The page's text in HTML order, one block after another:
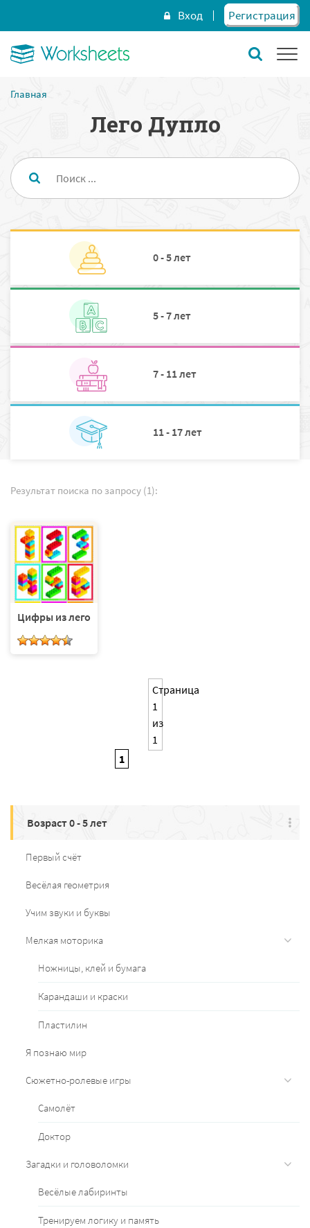
Вход Регистрация
Главная
Лего Дупло
0 - 5 лет
5 - 7 лет
7 - 11 лет
11 - 17 лет
Результат поиска по запросу (1):
Цифры из лего
Страница
1
из
1
1
Возраст 0 - 5 лет
Первый счёт
Весёлая геометрия
Учим звуки и буквы
Мелкая моторика
Ножницы, клей и бумага
Карандаши и краски
Пластилин
Я познаю мир
Сюжетно-ролевые игры
Самолёт
Доктор
Загадки и головоломки
Весёлые лабиринты
Тренируем логику и память